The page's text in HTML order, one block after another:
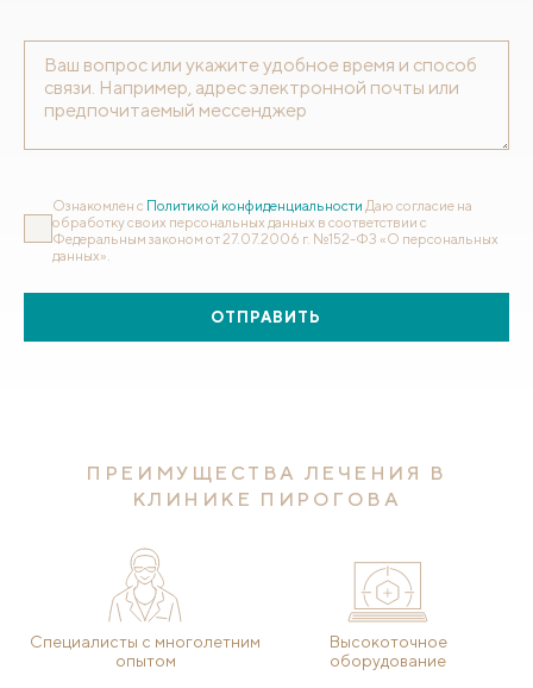
Ознакомлен с Политикой конфиденциальности Даю согласие на
обработку своих персональных данных в соответствии с
Федеральным законом от 27.07.2006 г. №152-ФЗ «О персональных
данных».
ОТПРАВИТЬ
ПРЕИМУЩЕСТВА ЛЕЧЕНИЯ В
КЛИНИКЕ ПИРОГОВА
Специалисты с многолетним
опытом
Высокоточное
оборудование